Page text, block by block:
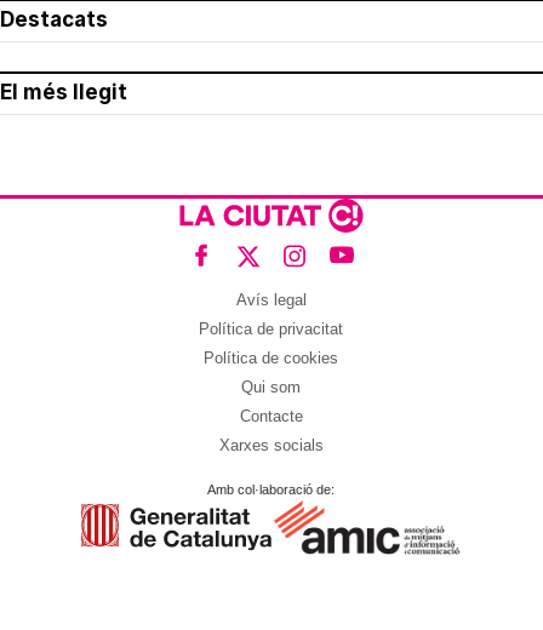
Destacats
El més llegit
Avís legal
Política de privacitat
Política de cookies
Qui som
Contacte
Xarxes socials
Amb col·laboració de: